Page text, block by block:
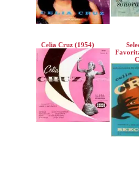
Celia Cruz (1954)